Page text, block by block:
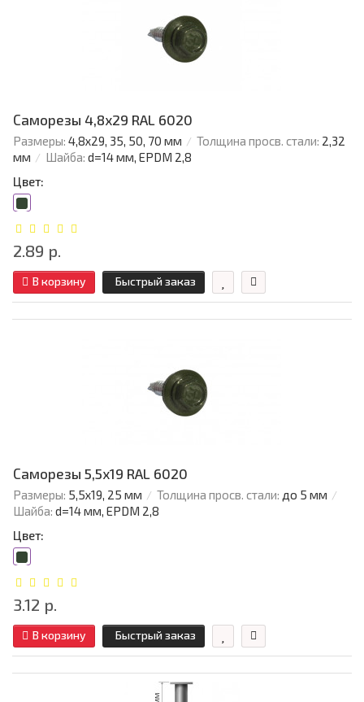
Саморезы 4,8х29 RAL 6020
Размеры: 4,8х29, 35, 50, 70 мм Толщина просв. стали: 2,32
мм
Шайба: d=14 мм, EPDM 2,8
Цвет:
2.89 р.
В корзину Быстрый заказ
Саморезы 5,5х19 RAL 6020
Размеры: 5,5х19, 25 мм Толщина просв. стали: до 5 мм
Шайба: d=14 мм, EPDM 2,8
Цвет:
3.12 р.
В корзину Быстрый заказ